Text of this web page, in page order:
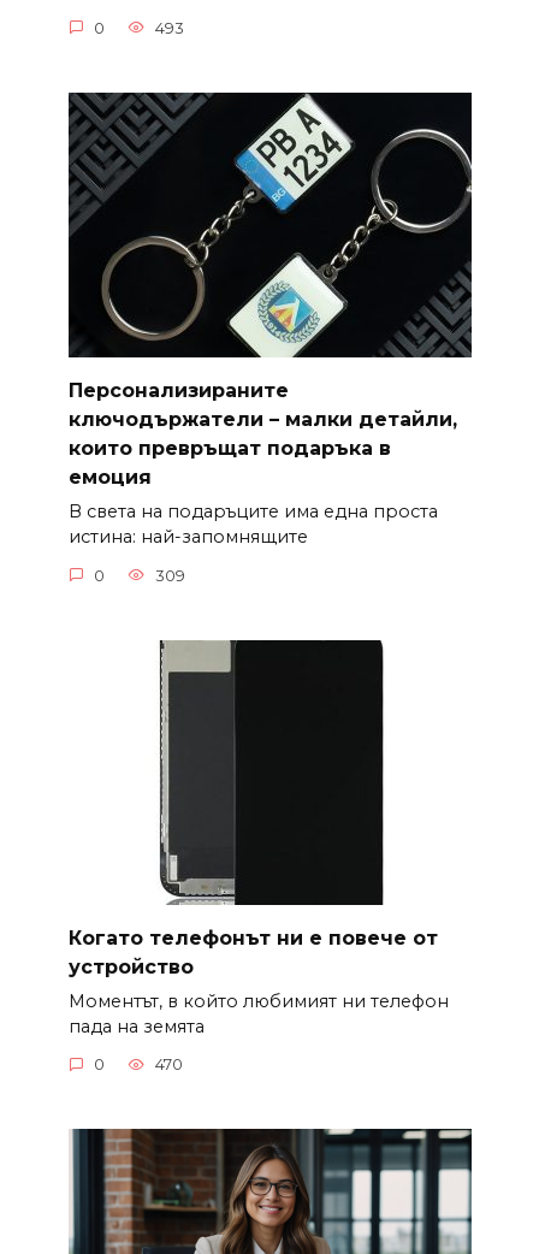
0 493
Персонализираните
ключодържатели – малки детайли,
които превръщат подаръка в
емоция
В света на подаръците има една проста
истина: най-запомнящите
0 309
Когато телефонът ни е повече от
устройство
Моментът, в който любимият ни телефон
пада на земята
0 470